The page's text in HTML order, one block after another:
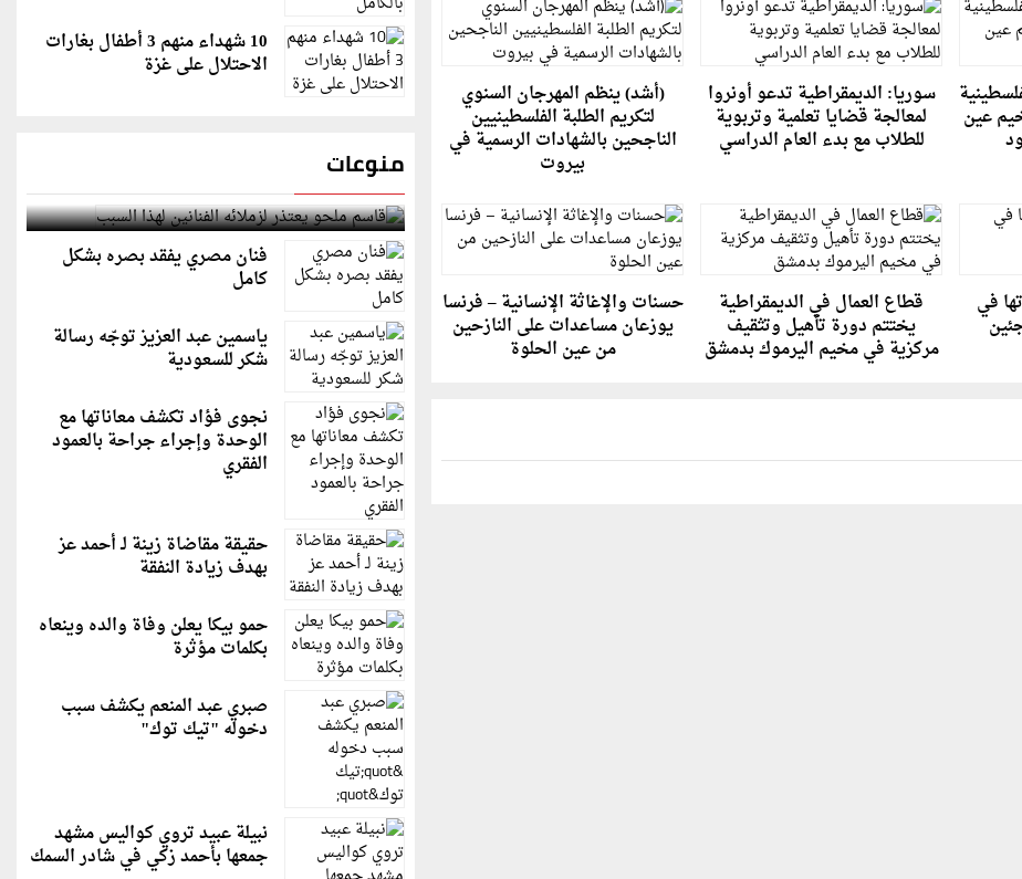
عين
سوريا: الديمقراطية تدعو أونروا
لمعالجة قضايا تعلمية وتربوية
للطلاب مع بدء العام الدراسي
(أشد) ينظم المهرجان السنوي
لتكريم الطلبة الفلسطينيين
الناجحين بالشهادات الرسمية في
بيروت
في قطاع العمال في الديمقراطية
يختتم دورة تأهيل وتثقيف
مركزية في مخيم اليرموك بدمشق
حسنات والإغاثة الإنسانية – فرنسا
يوزعان مساعدات على النازحين
من عين الحلوة
10 شهداء منهم 3 أطفال بغارات
الاحتلال على غزة
منوعات
قاسم ملحو يعتذر لزملائه الفنانين لهذا السبب
فنان مصري يفقد بصره بشكل
كامل
ياسمين عبد العزيز توجّه رسالة
شكر للسعودية
نجوى فؤاد تكشف معاناتها مع
الوحدة وإجراء جراحة بالعمود
الفقري
حقيقة مقاضاة زينة لـ أحمد عز
بهدف زيادة النفقة
حمو بيكا يعلن وفاة والده وينعاه
بكلمات مؤثرة
صبري عبد المنعم يكشف سبب
دخوله "تيك توك"
نبيلة عبيد تروي كواليس مشهد
جمعها بأحمد زكي في شادر السمك